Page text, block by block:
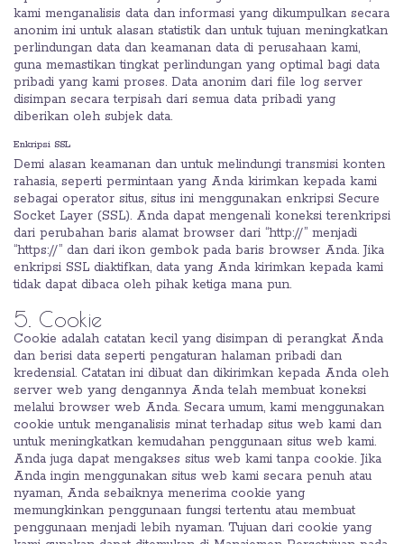
kami menganalisis data dan informasi yang dikumpulkan secara
anonim ini untuk alasan statistik dan untuk tujuan meningkatkan
perlindungan data dan keamanan data di perusahaan kami,
guna memastikan tingkat perlindungan yang optimal bagi data
pribadi yang kami proses. Data anonim dari file log server
disimpan secara terpisah dari semua data pribadi yang
diberikan oleh subjek data.
Enkripsi SSL
Demi alasan keamanan dan untuk melindungi transmisi konten
rahasia, seperti permintaan yang Anda kirimkan kepada kami
sebagai operator situs, situs ini menggunakan enkripsi Secure
Socket Layer (SSL). Anda dapat mengenali koneksi terenkripsi
dari perubahan baris alamat browser dari “http://” menjadi
“https://” dan dari ikon gembok pada baris browser Anda. Jika
enkripsi SSL diaktifkan, data yang Anda kirimkan kepada kami
tidak dapat dibaca oleh pihak ketiga mana pun.
5. Cookie
Cookie adalah catatan kecil yang disimpan di perangkat Anda
dan berisi data seperti pengaturan halaman pribadi dan
kredensial. Catatan ini dibuat dan dikirimkan kepada Anda oleh
server web yang dengannya Anda telah membuat koneksi
melalui browser web Anda. Secara umum, kami menggunakan
cookie untuk menganalisis minat terhadap situs web kami dan
untuk meningkatkan kemudahan penggunaan situs web kami.
Anda juga dapat mengakses situs web kami tanpa cookie. Jika
Anda ingin menggunakan situs web kami secara penuh atau
nyaman, Anda sebaiknya menerima cookie yang
memungkinkan penggunaan fungsi tertentu atau membuat
penggunaan menjadi lebih nyaman. Tujuan dari cookie yang